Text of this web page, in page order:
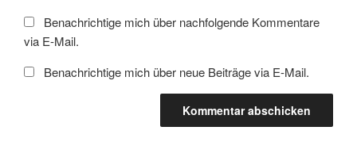
Benachrichtige mich über nachfolgende Kommentare
via E-Mail.
Benachrichtige mich über neue Beiträge via E-Mail.